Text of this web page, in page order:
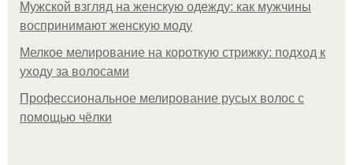
Мужской взгляд на женскую одежду: как мужчины
воспринимают женскую моду
Мелкое мелирование на короткую стрижку: подход к
уходу за волосами
Профессиональное мелирование русых волос с
помощью чёлки